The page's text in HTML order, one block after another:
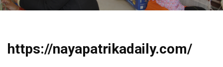
https://nayapatrikadaily.com/